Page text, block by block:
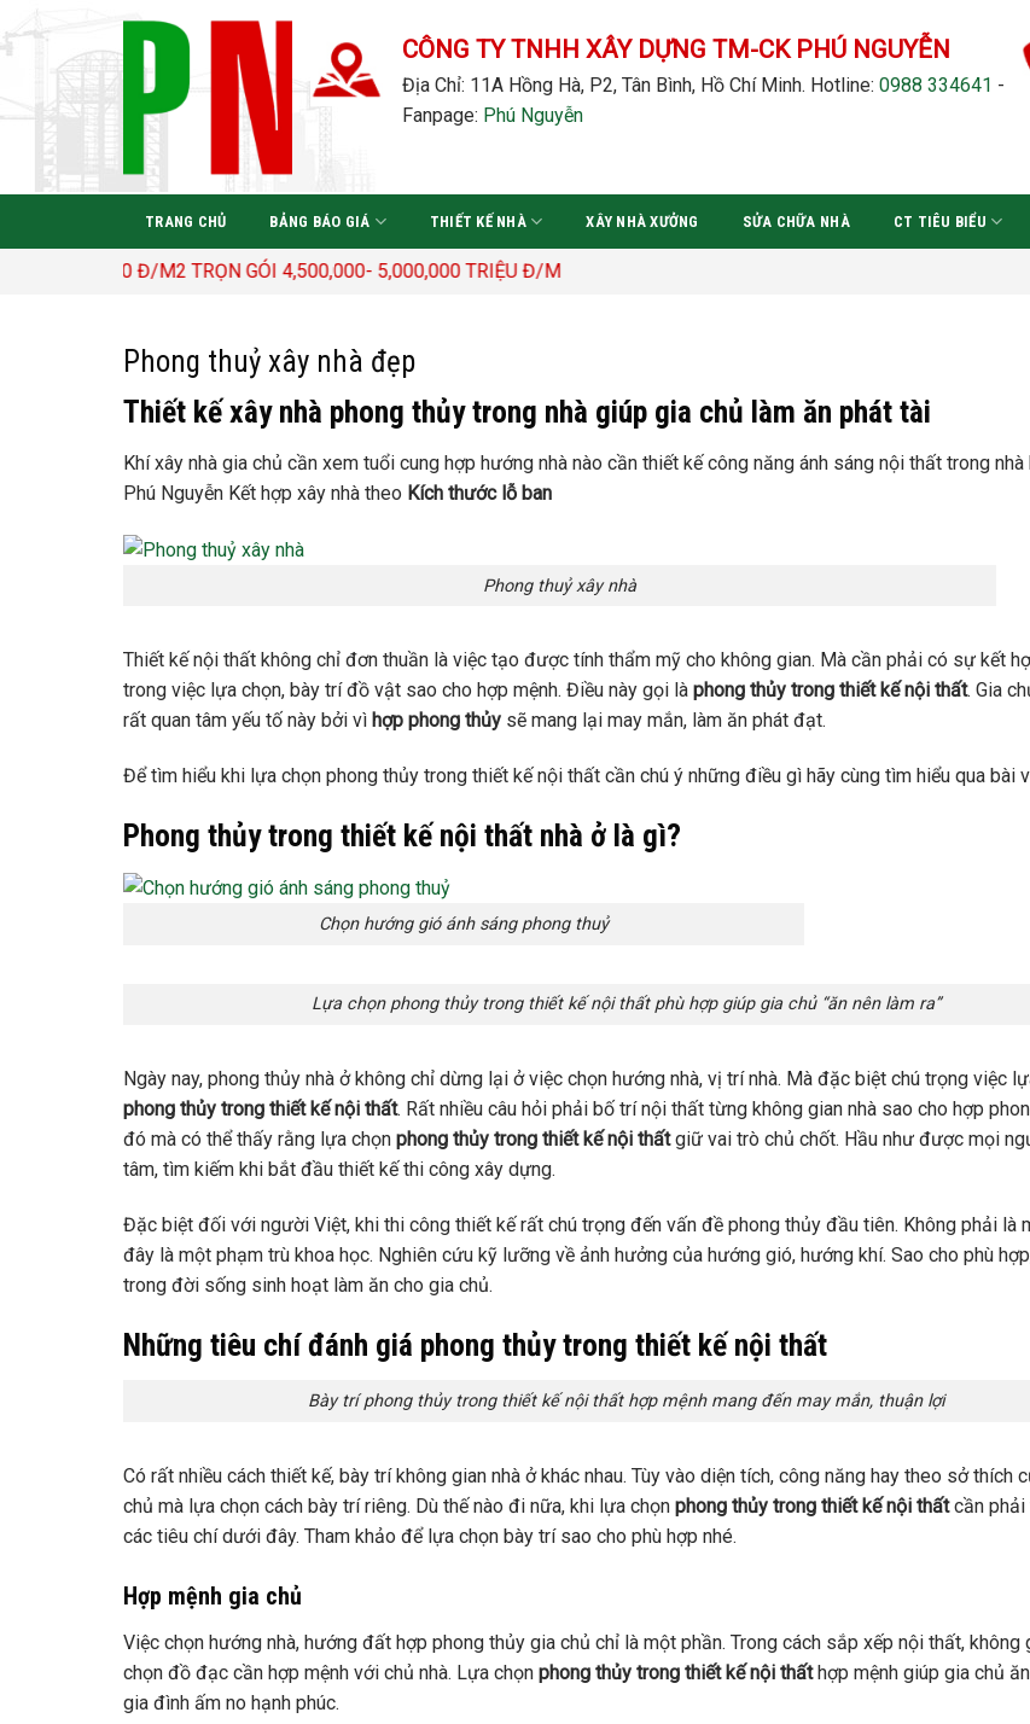
qua
CÔNG TY TNHH XÂY DỰNG TM-CK PHÚ NGUYỄN
Địa Chỉ: 11A Hồng Hà, P2, Tân Bình, Hồ Chí Minh. Hotline: 0988 334641 -
Fanpage: Phú Nguyễn
TRANG CHỦ BẢNG BÁO GIÁ THIẾT KẾ NHÀ XÂY NHÀ XƯỞNG SỬA CHỮA NHÀ CT TIÊU BIỂU
Đ/M2 TRỌN GÓI 4,500,000- 5,000,000 TRIỆU Đ/M
Phong thuỷ xây nhà đẹp
Thiết kế xây nhà phong thủy trong nhà giúp gia chủ làm ăn phát tài
Khí xây nhà gia chủ cần xem tuổi cung hợp hướng nhà nào cần thiết kế công năng ánh sáng nội thất trong nhà
Phú Nguyễn Kết hợp xây nhà theo Kích thước lỗ ban
Phong thuỷ xây nhà
Thiết kế nội thất không chỉ đơn thuần là việc tạo được tính thẩm mỹ cho không gian. Mà cần phải có sự kết
trong việc lựa chọn, bày trí đồ vật sao cho hợp mệnh. Điều này gọi là phong thủy trong thiết kế nội thất. Gia
rất quan tâm yếu tố này bởi vì hợp phong thủy sẽ mang lại may mắn, làm ăn phát đạt.
Để tìm hiểu khi lựa chọn phong thủy trong thiết kế nội thất cần chú ý những điều gì hãy cùng tìm hiểu qua bài
Phong thủy trong thiết kế nội thất nhà ở là gì?
Chọn hướng gió ánh sáng phong thuỷ
Lựa chọn phong thủy trong thiết kế nội thất phù hợp giúp gia chủ “ăn nên làm ra”
Ngày nay, phong thủy nhà ở không chỉ dừng lại ở việc chọn hướng nhà, vị trí nhà. Mà đặc biệt chú trọng việc
phong thủy trong thiết kế nội thất. Rất nhiều câu hỏi phải bố trí nội thất từng không gian nhà sao cho hợp
đó mà có thể thấy rằng lựa chọn phong thủy trong thiết kế nội thấtgiữ vai trò chủ chốt. Hầu như được mọi
tâm, tìm kiếm khi bắt đầu thiết kế thi công xây dựng.
Đặc biệt đối với người Việt, khi thi công thiết kế rất chú trọng đến vấn đề phong thủy đầu tiên. Không phải là
đây là một phạm trù khoa học. Nghiên cứu kỹ lưỡng về ảnh hưởng của hướng gió, hướng khí. Sao cho phù
trong đời sống sinh hoạt làm ăn cho gia chủ.
Những tiêu chí đánh giá phong thủy trong thiết kế nội thất
Bày trí phong thủy trong thiết kế nội thất hợp mệnh mang đến may mắn, thuận lợi
Có rất nhiều cách thiết kế, bày trí không gian nhà ở khác nhau. Tùy vào diện tích, công năng hay theo sở thích
chủ mà lựa chọn cách bày trí riêng. Dù thế nào đi nữa, khi lựa chọn phong thủy trong thiết kế nội thấtcần phải
các tiêu chí dưới đây. Tham khảo để lựa chọn bày trí sao cho phù hợp nhé.
Hợp mệnh gia chủ
Việc chọn hướng nhà, hướng đất hợp phong thủy gia chủ chỉ là một phần. Trong cách sắp xếp nội thất, không
chọn đồ đạc cần hợp mệnh với chủ nhà. Lựa chọn phong thủy trong thiết kế nội thấthợp mệnh giúp gia chủ
gia đình ấm no hạnh phúc.